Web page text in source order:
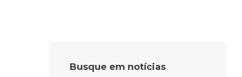
Busque em notícias